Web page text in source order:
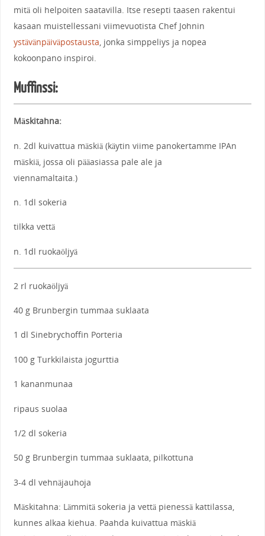
mitä oli helpoiten saatavilla. Itse resepti taasen rakentui
kasaan muistellessani viimevuotista Chef Johnin
ystävänpäiväpostausta , jonka simppeliys ja nopea
kokoonpano inspiroi.
Muffinssi:
Mäskitahna:
n. 2dl kuivattua mäskiä (käytin viime panokertamme IPAn
mäskiä, jossa oli pääasiassa pale ale ja
viennamaltaita.)
n. 1dl sokeria
tilkka vettä
n. 1dl ruokaöljyä
2 rl ruokaöljyä
40 g Brunbergin tummaa suklaata
1 dl Sinebrychoffin Porteria
100 g Turkkilaista jogurttia
1 kananmunaa
ripaus suolaa
1/2 dl sokeria
50 g Brunbergin tummaa suklaata, pilkottuna
3-4 dl vehnäjauhoja
Mäskitahna: Lämmitä sokeria ja vettä pienessä kattilassa,
kunnes alkaa kiehua. Paahda kuivattua mäskiä